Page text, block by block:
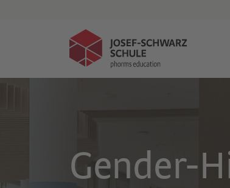
Kind anmelden
Gender-